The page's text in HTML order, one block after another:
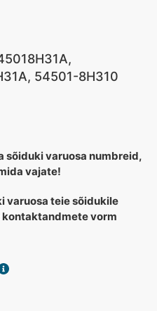
54501-8H310
sõiduki varuosa numbreid,
vajate!
varuosa teie sõidukile
vorm